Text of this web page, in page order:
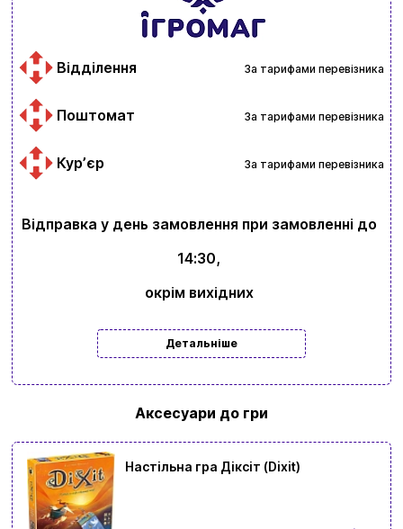
Відділення За тарифами перевізника
Поштомат За тарифами перевізника
Курʼєр За тарифами перевізника
Відправка у день замовлення при замовленні до
14:30,
окрім вихідних
Детальніше
Аксесуари до гри
Настільна гра Діксіт (Dixit)
Доставка та оплата